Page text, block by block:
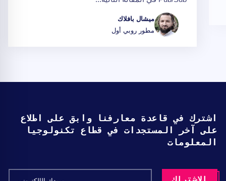
ميشال بافلاك
مطور روبي أول
اشترك في قاعدة معارفنا وابق على اطلاع
على آخر المستجدات في قطاع تكنولوجيا
المعلومات